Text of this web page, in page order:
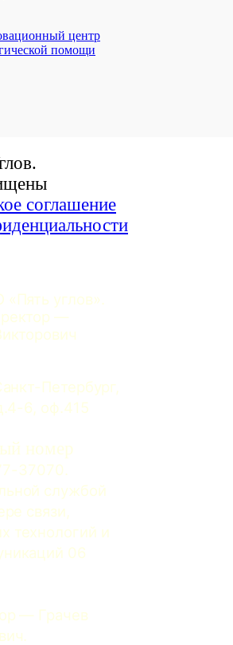
центр
помощи
соглашение
углов».
—
Петербург,
6, оф.415
номер
37070.
службой
связи,
технологий и
06
— Грачев